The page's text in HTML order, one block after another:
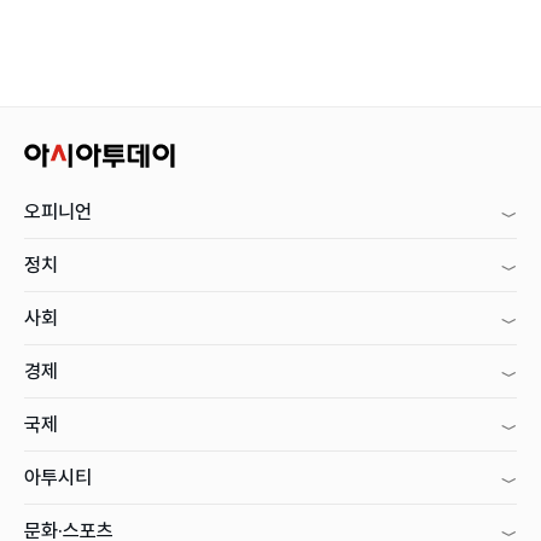
오피니언
정치
사회
경제
국제
아투시티
문화·스포츠